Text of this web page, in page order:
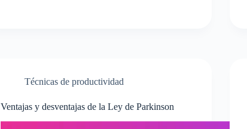
Técnicas de productividad
Ventajas y desventajas de la Ley de Parkinson